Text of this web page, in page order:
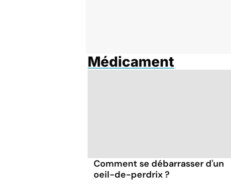
Médicament
Comment se débarrasser d'un
oeil-de-perdrix ?